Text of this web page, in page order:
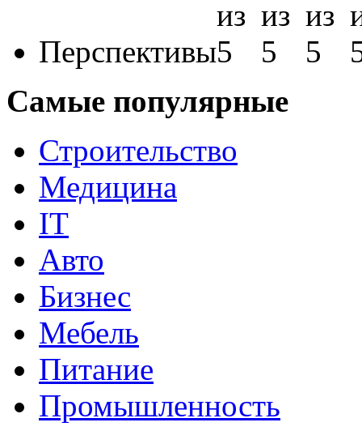
Перспективы
Самые популярные
Строительство
Медицина
IT
Авто
Бизнес
Мебель
Питание
Промышленность